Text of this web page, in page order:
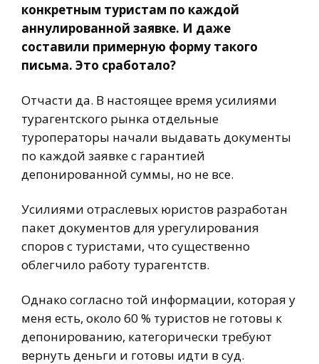
конкретным туристам по каждой
аннулированной заявке. И даже
составили примерную форму такого
письма. Это сработало?
Отчасти да. В настоящее время усилиями
турагентского рынка отдельные
туроператоры начали выдавать документы
по каждой заявке с гарантией
депонированной суммы, но не все.
Усилиями отраслевых юристов разработан
пакет документов для урегулирования
споров с туристами, что существенно
облегчило работу турагентств.
Однако согласно той информации, которая у
меня есть, около 60 % туристов не готовы к
депонированию, категорически требуют
вернуть деньги и готовы идти в суд.